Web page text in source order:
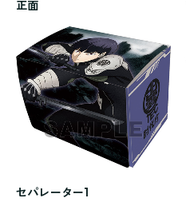
正面
セパレーター1